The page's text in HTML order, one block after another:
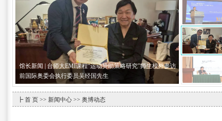
馆长新闻 | 台师大EMI课程“运动赞助策略研究”师生校外参访
前国际奥委会执行委员吴经国先生
┣ 首 页 >> 新闻中心 >> 奥博动态